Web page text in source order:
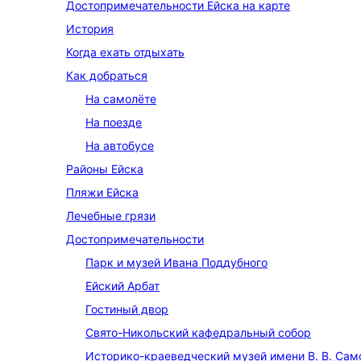
До­сто­при­ме­ча­тель­но­сти Ейска на карте
История
Когда ехать отдыхать
Как добраться
На самолёте
На поезде
На автобусе
Районы Ейска
Пляжи Ейска
Лечебные грязи
До­сто­при­ме­ча­тель­но­сти
Парк и музей Ивана Поддубного
Ейский Арбат
Гостиный двор
Свято-Никольский кафедральный собор
Историко-краеведческий музей имени В. В.